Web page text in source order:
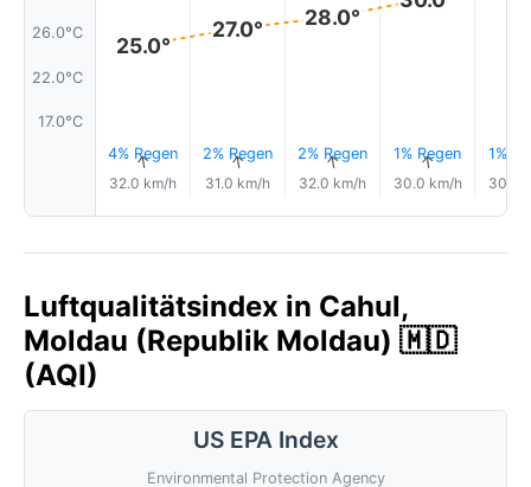
26.0°C
22.0°C
17.0°C
25.0°
4% Regen
↑
32.0 km/h
27.0°
2% Regen
↑
31.0 km/h
28.0°
2% Regen
↑
32.0 km/h
1% Regen
↑
30.0 km/h
1%
30.0
Luftqualitätsindex in Cahul,
Moldau (Republik Moldau) 🇲🇩
(AQI)
US EPA Index
Environmental Protection Agency